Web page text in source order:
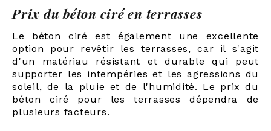
Prix du béton ciré en terrasses
Le béton ciré est également une excellente
option pour revêtir les terrasses, car il s'agit
d'un matériau résistant et durable qui peut
supporter les intempéries et les agressions du
soleil, de la pluie et de l'humidité. Le prix du
béton ciré pour les terrasses dépendra de
plusieurs facteurs.